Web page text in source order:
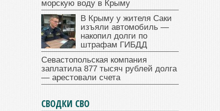
морскую воду в Крыму
В Крыму у жителя Саки
изъяли автомобиль —
накопил долги по
штрафам ГИБДД
Севастопольская компания
заплатила 877 тысяч рублей долга
— арестовали счета
СВОДКИ СВО